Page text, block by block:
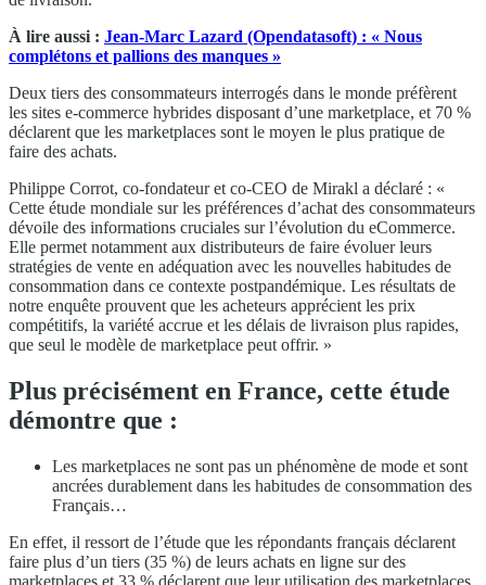
À lire aussi : Jean-Marc Lazard (Opendatasoft) : « Nous
complétons et pallions des manques »
Deux tiers des consommateurs interrogés dans le monde préfèrent
les sites e-commerce hybrides disposant d’une marketplace, et 70 %
déclarent que les marketplaces sont le moyen le plus pratique de
faire des achats.
Philippe Corrot, co-fondateur et co-CEO de Mirakl a déclaré : «
Cette étude mondiale sur les préférences d’achat des consommateurs
dévoile des informations cruciales sur l’évolution du eCommerce.
Elle permet notamment aux distributeurs de faire évoluer leurs
stratégies de vente en adéquation avec les nouvelles habitudes de
consommation dans ce contexte postpandémique. Les résultats de
notre enquête prouvent que les acheteurs apprécient les prix
compétitifs, la variété accrue et les délais de livraison plus rapides,
que seul le modèle de marketplace peut offrir. »
Plus précisément en France, cette étude
démontre que :
Les marketplaces ne sont pas un phénomène de mode et sont
ancrées durablement dans les habitudes de consommation des
Français…
En effet, il ressort de l’étude que les répondants français déclarent
faire plus d’un tiers (35 %) de leurs achats en ligne sur des
marketplaces et 33 % déclarent que leur utilisation des marketplaces